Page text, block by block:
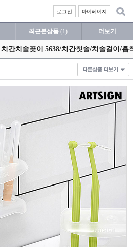
마이페이지
로그인
최근본상품 (1) 더보기
간치솔꽂이 5638/치간칫솔/치솔걸이/흡